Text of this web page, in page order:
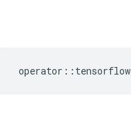
operator :: tensorflow